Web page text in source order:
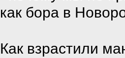
как бора в
Как взрастили